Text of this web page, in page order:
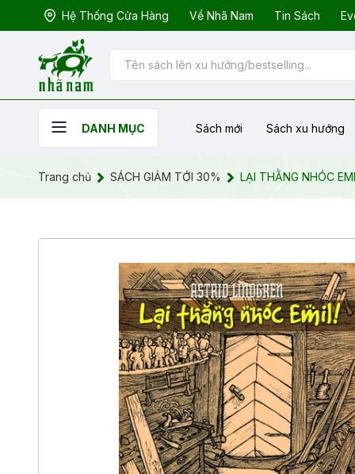
Hệ Thống Cửa Hàng Về Nhã Nam Tin Sách
DANH MỤC Sách mới Sách xu hướng
Trang chủ SÁCH GIẢM TỚI 30% LẠI THẰNG NHÓC